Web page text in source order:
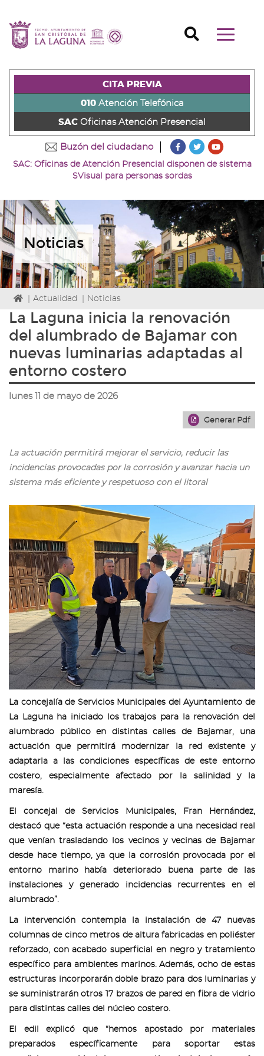
contenido
principal
página
s)
a
la
la
+
Ir
al
la
+
Ir
principal
u)
Mostrar/
Buscador
CITA PREVIA
010Atención Telefónica
SAC Oficinas Atención Presencial
Buzón del ciudadano
???
Ir
a
página
de
Facebook
???
Ir
página
de
Twitter
Ir
canal
de
Youtube
SAC: Oficinas de Atención Presencial disponen de sistema
SVisual para personas sordas
Noticias
Icono
Home
para
a
la
página
de
Actualidad Noticias
La Laguna inicia la renovación
del alumbrado de Bajamar con
nuevas luminarias adaptadas al
entorno costero
lunes 11 de mayo de 2026
Generar Pdf
La actuación permitirá mejorar el servicio, reducir las
incidencias provocadas por la corrosión y avanzar hacia un
sistema más eficiente y respetuoso con el litoral
La concejalía de Servicios Municipales del Ayuntamiento de
La Laguna ha iniciado los trabajos para la renovación del
alumbrado público en distintas calles de Bajamar, una
actuación que permitirá modernizar la red existente y
adaptarla a las condiciones específicas de este entorno
costero, especialmente afectado por la salinidad y la
maresía.
El concejal de Servicios Municipales, Fran Hernández,
destacó que “esta actuación responde a una necesidad real
que venían trasladando los vecinos y vecinas de Bajamar
desde hace tiempo, ya que la corrosión provocada por el
entorno marino había deteriorado buena parte de las
instalaciones y generado incidencias recurrentes en el
alumbrado”.
La intervención contempla la instalación de 47 nuevas
columnas de cinco metros de altura fabricadas en poliéster
reforzado, con acabado superficial en negro y tratamiento
específico para ambientes marinos. Además, ocho de estas
estructuras incorporarán doble brazo para dos luminarias y
se suministrarán otros 17 brazos de pared en fibra de vidrio
para distintas calles del núcleo costero.
El edil explicó que “hemos apostado por materiales
preparados específicamente para soportar estas